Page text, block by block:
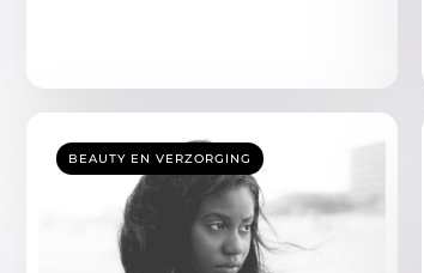
BEAUTY EN VERZORGING